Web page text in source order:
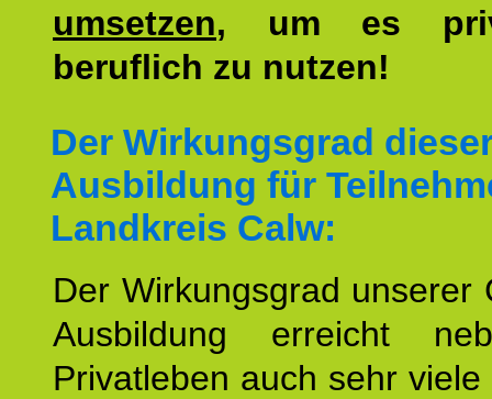
umsetzen, um es
beruflich zu nutzen!
Der Wirkungsgrad
Ausbildung für
Landkreis Calw:
Der Wirkungsgrad unserer
Ausbildung erreicht
Privatleben auch sehr